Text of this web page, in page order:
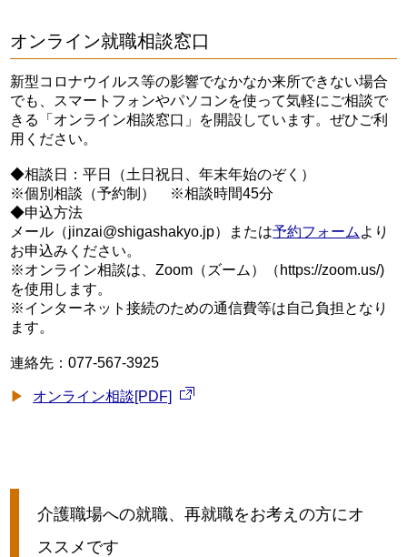
オンライン就職相談窓口
新型コロナウイルス等の影響でなかなか来所できない場合
でも、スマートフォンやパソコンを使って気軽にご相談で
きる「オンライン相談窓口」を開設しています。ぜひご利
用ください。
◆相談日：平日（土日祝日、年末年始のぞく）
※個別相談（予約制） ※相談時間45分
◆申込方法
メール（jinzai@shigashakyo.jp）または予約フォーム より
お申込みください。
※オンライン相談は、Zoom（ズーム）（https://zoom.us/)
を使用します。
※インターネット接続のための通信費等は自己負担となり
ます。
連絡先：077-567-3925
オンライン相談[PDF]
介護職場への就職、再就職をお考えの方にオ
ススメです